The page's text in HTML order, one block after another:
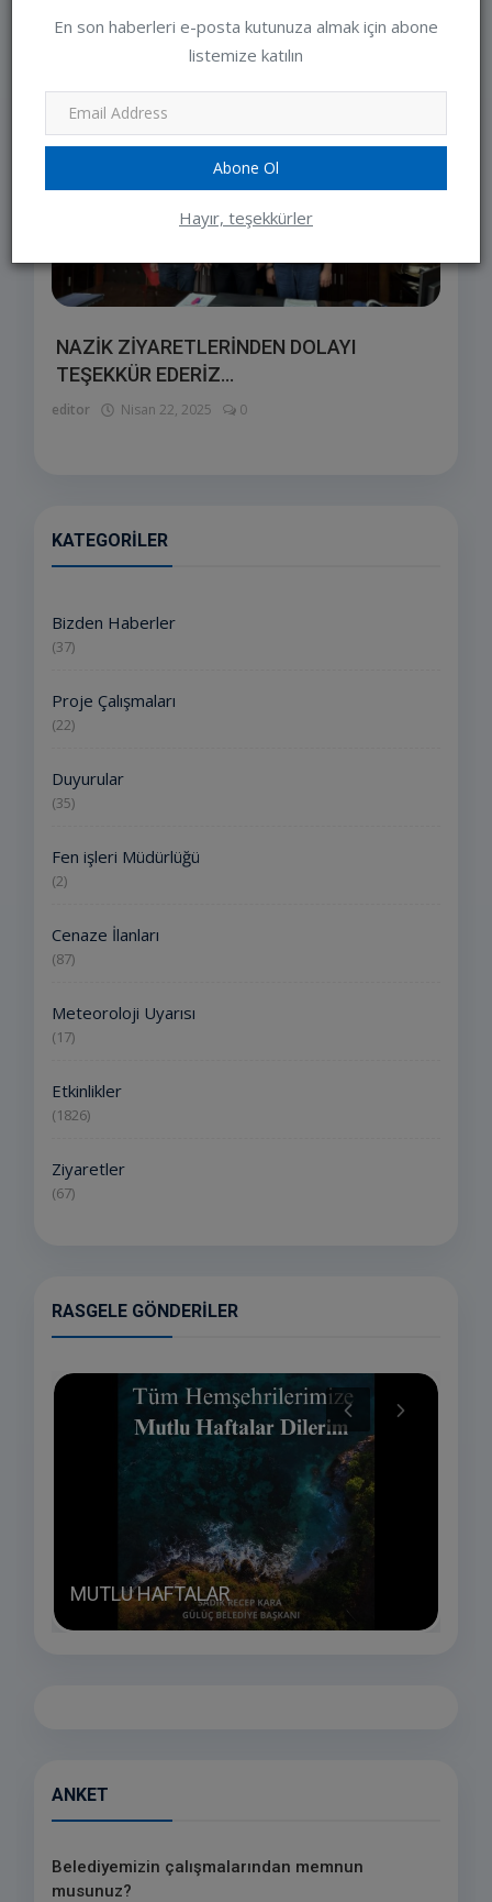
En son haberleri e-posta kutunuza almak için abone
listemize katılın
Abone Ol
Hayır, teşekkürler
SEÇIMLERIMIZ
NAZİK ZİYARETLERİNDEN DOLAYI
TEŞEKKÜR EDERİZ...
editor Nisan 22, 2025 0
KATEGORILER
Bizden Haberler
(37)
Proje Çalışmaları
(22)
Duyurular
(35)
Fen işleri Müdürlüğü
(2)
Cenaze İlanları
(87)
Meteoroloji Uyarısı
(17)
Etkinlikler
(1826)
Ziyaretler
(67)
RASGELE GÖNDERILER
MUTLU HAFTALAR
ANKET
Belediyemizin çalışmalarından memnun
musunuz?